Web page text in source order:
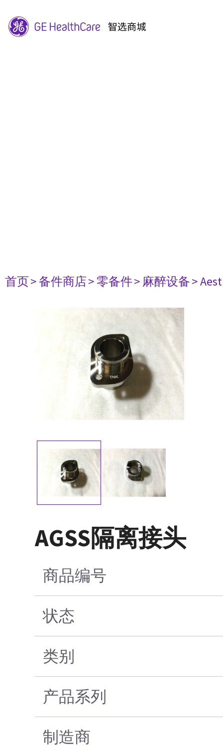
首页> 备件商店> 零备件> 麻醉设备>
AGSS隔离接头
商品编号
状态
类别
产品系列
制造商